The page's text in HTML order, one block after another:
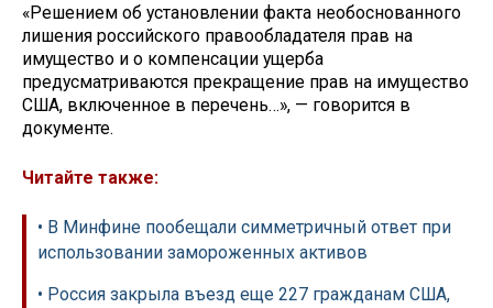
«Решением об установлении факта необоснованного
лишения российского правообладателя прав на
имущество и о компенсации ущерба
предусматриваются прекращение прав на имущество
США, включенное в перечень…», — говорится в
документе.
Читайте также:
• В Минфине пообещали симметричный ответ при
использовании замороженных активов
• Россия закрыла въезд еще 227 гражданам США,